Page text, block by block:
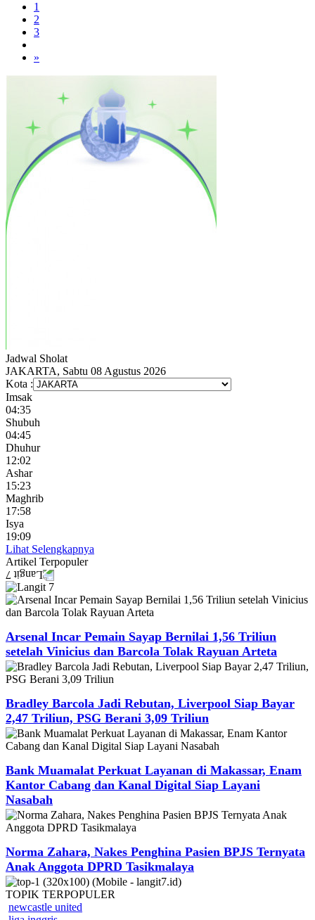
1
2
3
»
Jadwal Sholat
JAKARTA, Sabtu 08 Agustus 2026
Kota :
Imsak
04:35
Shubuh
04:45
Dhuhur
12:02
Ashar
15:23
Maghrib
17:58
Isya
19:09
Lihat Selengkapnya
Artikel Terpopuler
Arsenal Incar Pemain Sayap Bernilai 1,56 Triliun
setelah Vinicius dan Barcola Tolak Rayuan Arteta
Bradley Barcola Jadi Rebutan, Liverpool Siap Bayar
2,47 Triliun, PSG Berani 3,09 Triliun
Bank Muamalat Perkuat Layanan di Makassar, Enam
Kantor Cabang dan Kanal Digital Siap Layani
Nasabah
Norma Zahara, Nakes Penghina Pasien BPJS Ternyata
Anak Anggota DPRD Tasikmalaya
TOPIK TERPOPULER
newcastle united